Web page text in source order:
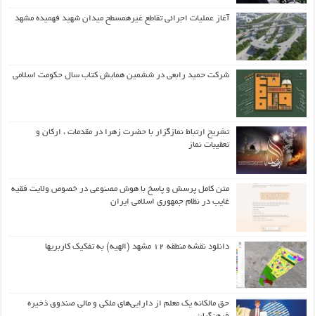
آغاز عملیات اجرائی تقاطع غیرهمسطح میدان شهید فهمیده مشهد
شرکت حمید رابعی در ششمین همایش کتاب سال حکومت اسلامی
تشریح ارتباط نمازگزار با حضرت زهرا در مقدمات ، ارکان و
تعقیبات نماز
متن کامل پرسش و پاسخ با هوش مصنوعی در خصوص ولایت فقیه
غایب در نظام جمهوری اسلامی ایران
دانلود نقشه منطقه ۱۲ مشهد (الهیه) به تفکیک کاربریها
حق مالکانه یک معلم از دارایی‌های ملکی و مالی صندوق ذخیره